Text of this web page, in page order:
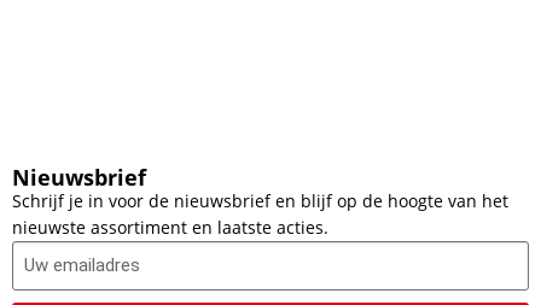
Nieuwsbrief
Schrijf je in voor de nieuwsbrief en blijf op de hoogte van het
nieuwste assortiment en laatste acties.